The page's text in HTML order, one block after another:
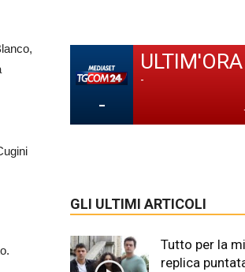
-
ULTIM'ORA
-
GLI ULTIMI ARTICOLI
Tutto per la
replica